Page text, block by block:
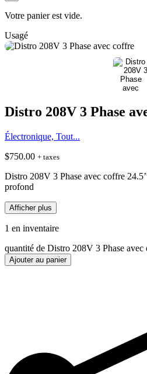
Votre panier est vide.
Usagé
Distro 208V 3 Phase
Électronique, Tout...
$750.00 + taxes
Distro 208V 3 Phase avec coffre
profond
Afficher plus
1 en inventaire
quantité de Distro 208V 3 Phase avec
Ajouter au panier